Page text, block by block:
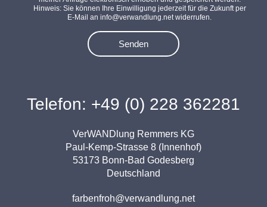
Hinweis: Sie können Ihre Einwilligung jederzeit für die Zukunft per
E-Mail an info@verwandlung.net widerrufen.
Senden
Telefon: +49 (0) 228 362281
VerWANDlung Remmers KG
Paul-Kemp-Strasse 8 (Innenhof)
53173 Bonn-Bad Godesberg
Deutschland
farbenfroh@verwandlung.net